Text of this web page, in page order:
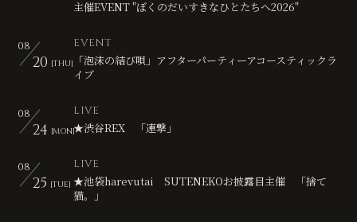
主催EVENT "ぼくのだいすきなひとたちへ2026"
08
20 [THU]
EVENT
「泡沫の結び唄」アフターパーティーアコースティックラ
イブ
08
24 [MON]
LIVE
★渋谷REX 「連撃」
08
25 [TUE]
LIVE
★池袋harevutai SUTENEKOお披露目主催 「捨て
猫。」